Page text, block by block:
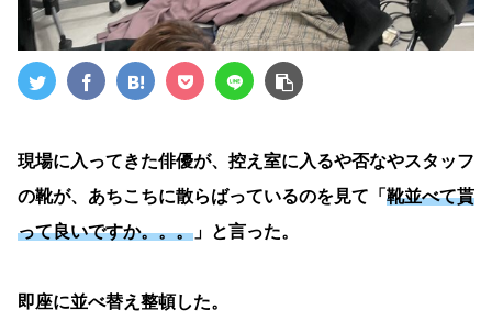
現場に入ってきた俳優が、控え室に入るや否なやスタッフ
の靴が、あちこちに散らばっているのを見て「 靴並べて貰
って良いですか。。。 」と言った。
即座に並べ替え整頓した。